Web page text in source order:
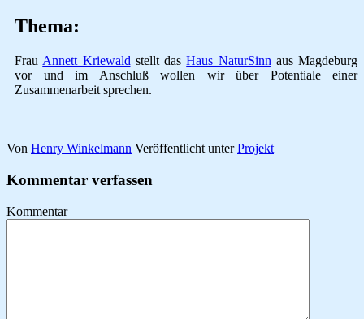
Thema:
Frau Annett Kriewald stellt dasHaus NaturSinn aus Magdeburg
vor und im Anschluß wollen wir über Potentiale einer
Zusammenarbeit sprechen.
Von Henry Winkelmann Veröffentlicht unter Projekt
Kommentar verfassen
Kommentar